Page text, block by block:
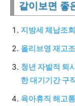
같이보면 좋
지방세 체납조
올리브영 재고
청년 자발적 퇴
한 대기기간 구
육아휴직 해고